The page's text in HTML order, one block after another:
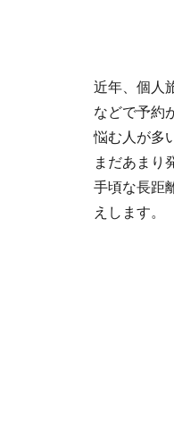
近年、個人
などで予約
悩む人が多
まだあまり
手頃な長距
えします。